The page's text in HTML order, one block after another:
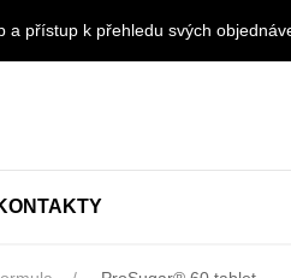
přístup k přehledu svých